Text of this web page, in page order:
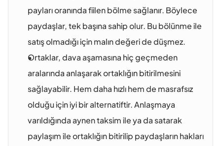
payları oranında fiilen bölme sağlanır. Böylece
paydaşlar, tek başına sahip olur. Bu bölünme ile
satış olmadığı için malın değeri de düşmez.
Ortaklar, dava aşamasına hiç geçmeden
aralarında anlaşarak ortaklığın bitirilmesini
sağlayabilir. Hem daha hızlı hem de masrafsız
olduğu için iyi bir alternatiftir. Anlaşmaya
varıldığında aynen taksim ile ya da satarak
paylaşım ile ortaklığın bitirilip paydaşların hakları